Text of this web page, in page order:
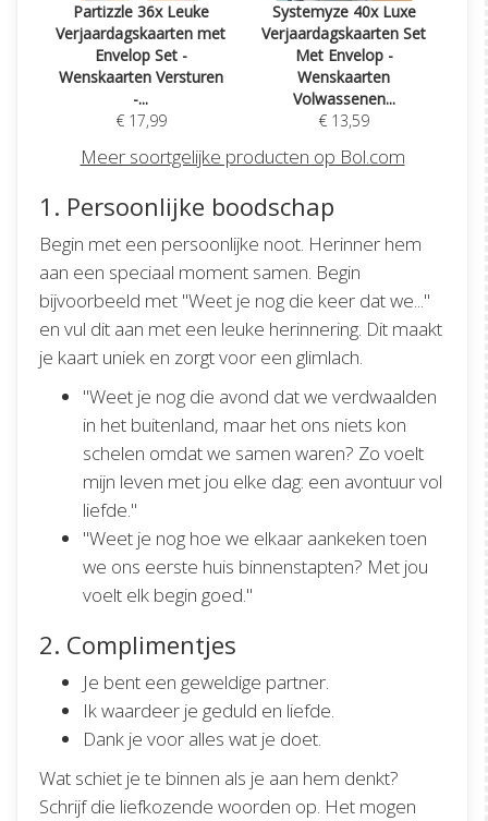
Partizzle 36x Leuke
Verjaardagskaarten met
Envelop Set -
Wenskaarten Versturen
-...
€ 17,99
Systemyze 40x Luxe
Verjaardagskaarten Set
Met Envelop -
Wenskaarten
Volwassenen...
€ 13,59
Meer soortgelijke producten op Bol.com
1. Persoonlijke boodschap
Begin met een persoonlijke noot. Herinner hem
aan een speciaal moment samen. Begin
bijvoorbeeld met "Weet je nog die keer dat we..."
en vul dit aan met een leuke herinnering. Dit maakt
je kaart uniek en zorgt voor een glimlach.
"Weet je nog die avond dat we verdwaalden
in het buitenland, maar het ons niets kon
schelen omdat we samen waren? Zo voelt
mijn leven met jou elke dag: een avontuur vol
liefde."
"Weet je nog hoe we elkaar aankeken toen
we ons eerste huis binnenstapten? Met jou
voelt elk begin goed."
2. Complimentjes
Je bent een geweldige partner.
Ik waardeer je geduld en liefde.
Dank je voor alles wat je doet.
Wat schiet je te binnen als je aan hem denkt?
Schrijf die liefkozende woorden op. Het mogen